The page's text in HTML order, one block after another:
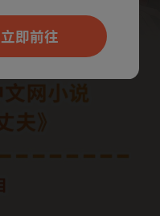
可打开App新用
立即前往